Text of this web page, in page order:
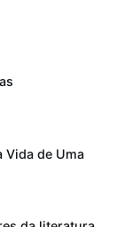
Vida de Uma